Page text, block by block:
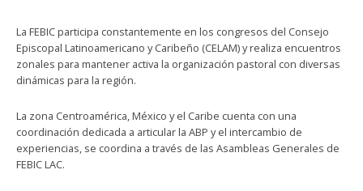
La FEBIC participa constantemente en los congresos del Consejo
Episcopal Latinoamericano y Caribeño (CELAM) y realiza encuentros
zonales para mantener activa la organización pastoral con diversas
dinámicas para la región.
La zona Centroamérica, México y el Caribe cuenta con una
coordinación dedicada a articular la ABP y el intercambio de
experiencias, se coordina a través de las Asambleas Generales de
⁠FEBIC LAC.